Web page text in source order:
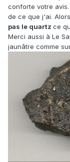
conforte votre
de ce que j'ai.
pas le quartz ce
Merci aussi à Le
jaunâtre comme